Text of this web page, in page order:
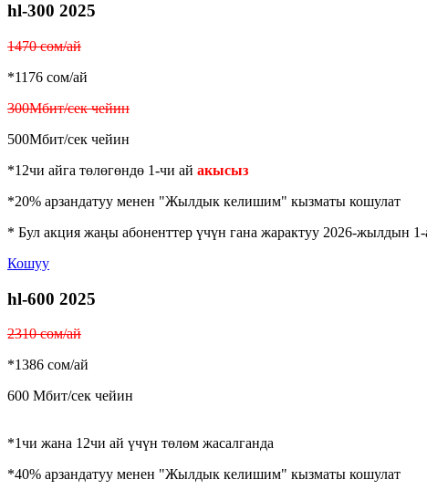
hl-300 2025
1470 сом/ай
*1176 сом/ай
300Мбит/сек чейин
500Мбит/сек чейин
*12чи айга төлөгөндө 1-чи ай акысыз
*20% арзандатуу менен "Жылдык келишим" кызматы кошулат
* Бул акция жаңы абоненттер үчүн гана жарактуу 2026-жылдын 1-
Кошуу
hl-600 2025
2310 сом/ай
*1386 сом/ай
600 Мбит/сек чейин
*1чи жана 12чи ай үчүн төлөм жасалганда
*40% арзандатуу менен "Жылдык келишим" кызматы кошулат